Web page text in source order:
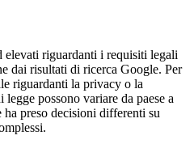
riguardanti i requisiti legali
dai risultati di ricerca Google. Per
riguardanti la privacy o la
possono variare da paese a
preso decisioni differenti su